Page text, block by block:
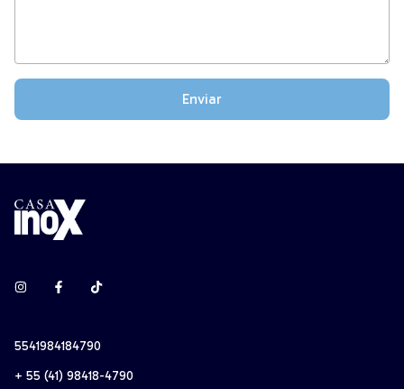
Enviar
5541984184790
+ 55 (41) 98418-4790‬